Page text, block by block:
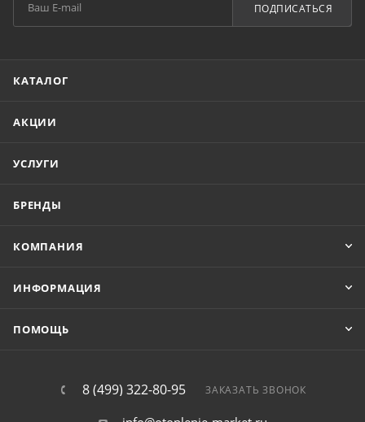
ПОДПИСАТЬСЯ
КАТАЛОГ
АКЦИИ
УСЛУГИ
БРЕНДЫ
КОМПАНИЯ
ИНФОРМАЦИЯ
ПОМОЩЬ
8 (499) 322-80-95 ЗАКАЗАТЬ ЗВОНОК